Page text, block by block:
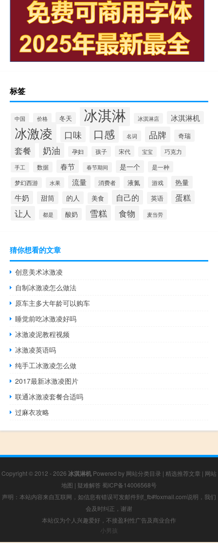
标签
中国 价格 冬天 冰淇淋 冰淇淋店 冰淇淋机
冰激凌 口味 口感 名词 品牌 奇瑞
套餐 奶油 孕妇 孩子 宋代 宝宝 巧克力
手工 数据 春节 春节期间 是一个 是一种
梦幻西游 水果 流量 消费者 液氮 游戏 热量
牛奶 甜筒 的人 美食 自己的 英语 蛋糕
让人 都是 酸奶 雪糕 食物 麦当劳
猜你想看的文章
创意美术冰激凌
自制冰激凌怎么做法
原车主多大年龄可以购车
睡觉前吃冰激凌好吗
冰激凌泥教程视频
冰激凌英语吗
纯手工冰激凌怎么做
2017最新冰激凌图片
联通冰激凌套餐合适吗
过麻衣攻略
Copyright © 2012 - 2026 冰淇淋机 Powered by 网站分类目录 | 精选推荐文章 | 网站
地图 | 疑难解答 蜀ICP备14006568号
声明：本站内容来自互联网，如信息有错误可发邮件到f_fb#foxmail.com说明，我们
会及时纠正，谢谢
本站仅为个人兴趣爱好，不接盈利性广告及商业合作
小男孩